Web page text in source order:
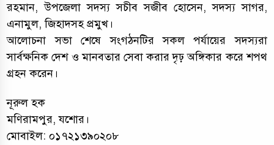
রহমান, উপজেলা সদস্য সচীব সজীব হোসেন, সদস্য সাগর,
এনামুল, জিহাদসহ প্রমুখ।
আলোচনা সভা শেষে সংগঠনটির সকল পর্যায়ের সদস্যরা
সার্বক্ষনিক দেশ ও মানবতার সেবা করার দৃঢ় অঙ্গিকার করে শপথ
গ্রহন করেন।
নূরুল হক
মণিরামপুর, যশোর।
মোবাইল: ০১৭২১৩৯০২০৮